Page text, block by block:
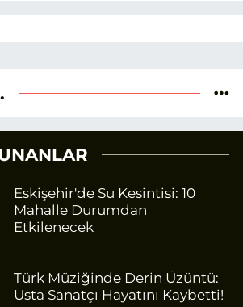
Eskişehir'de Su Kesintisi: 10
Mahalle Durumdan
Etkilenecek
Türk Müziğinde Derin Üzüntü:
Usta Sanatçı Hayatını Kaybetti!